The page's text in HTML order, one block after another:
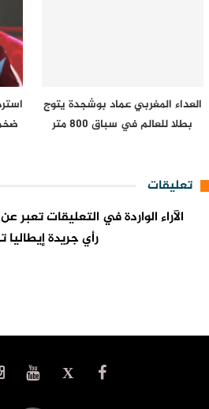
العداء المغربي عماد بوشجدة يتوج
بطلا للعالم في سباق 800 متر
تعليقات
الآراء الواردة في التعليقات تعبر
رأي جريدة إيطاليا